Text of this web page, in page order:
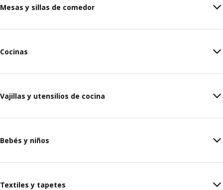
Mesas y sillas de comedor
Cocinas
Vajillas y utensilios de cocina
Bebés y niños
Textiles y tapetes